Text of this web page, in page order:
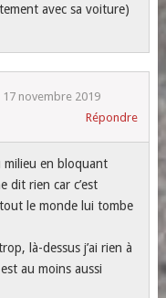
avec sa voiture)
17 novembre 2019
Répondre
en bloquant
dit rien car c’est
le monde lui tombe
là-dessus j’ai rien à
au moins aussi